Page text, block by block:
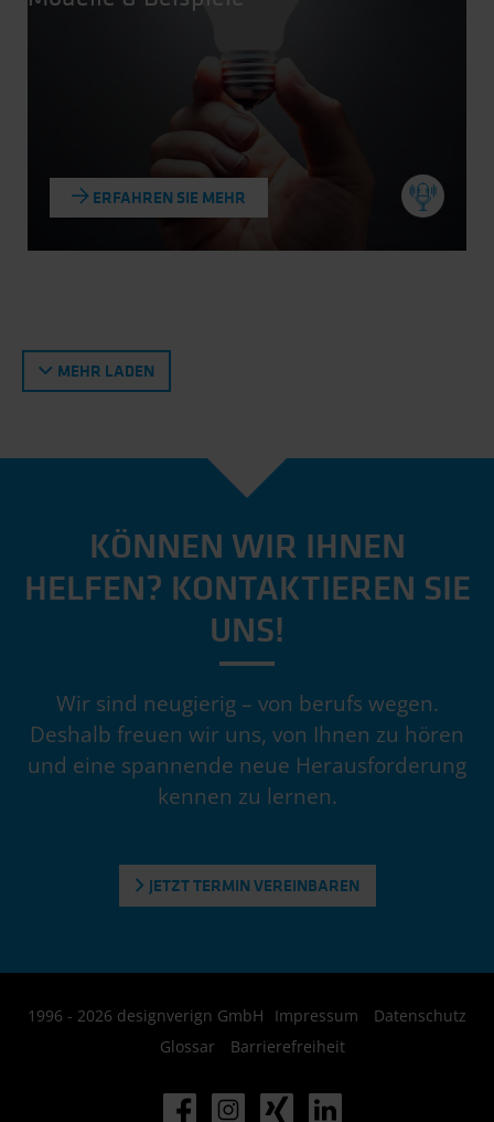
ERFAHREN SIE MEHR
MEHR LADEN
KÖNNEN WIR IHNEN
HELFEN? KONTAKTIEREN SIE
UNS!
Wir sind neugierig – von berufs wegen.
Deshalb freuen wir uns, von Ihnen zu hören
und eine spannende neue Herausforderung
kennen zu lernen.
JETZT TERMIN VEREINBAREN
1996 - 2026 designverign GmbH Impressum
Datenschutz
Glossar
Barrierefreiheit